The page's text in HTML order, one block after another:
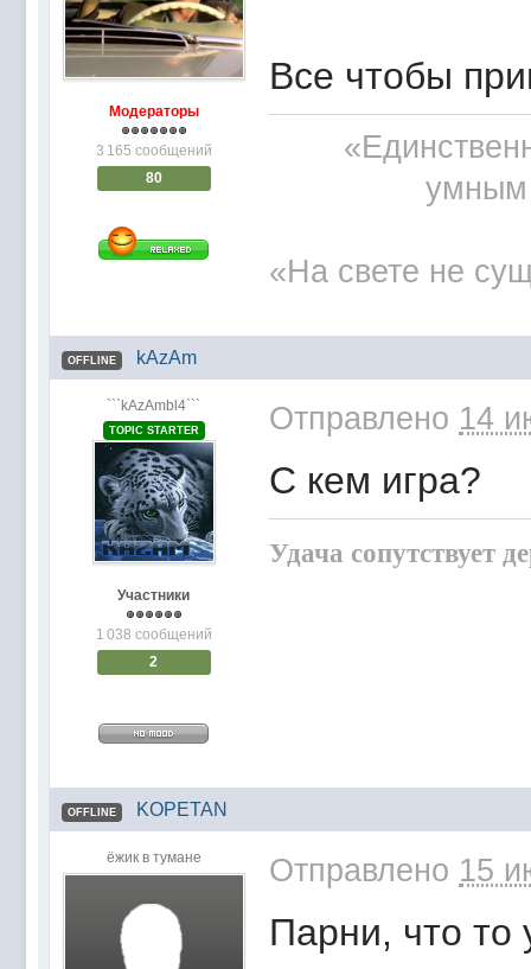
Модераторы
3 165 сообщений
80
Все чтобы
умным
«На свете не
OFFLINE kAzAm
```kAzAmbl4```
TOPIC STARTER
Участники
1 038 сообщений
2
Отправлено 14
С кем игра?
Удача сопутствует
OFFLINE KOPETAN
ёжик в тумане Отправлено 15
Парни, что то